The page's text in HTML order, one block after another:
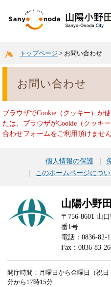
トップページ > お問い合わせ
お問い合わせ
ブラウザでCookie（クッキー）が
たは、ブラウザがCookie（クッキ
合わせフォームをご利用頂けません
個人情報の保護
このホームページにつ
山陽小野
〒756-8601 山
番1号
電話：0836-82-
Fax：0836-83-
開庁時間：月曜日から金曜日（祝
分から17時15分